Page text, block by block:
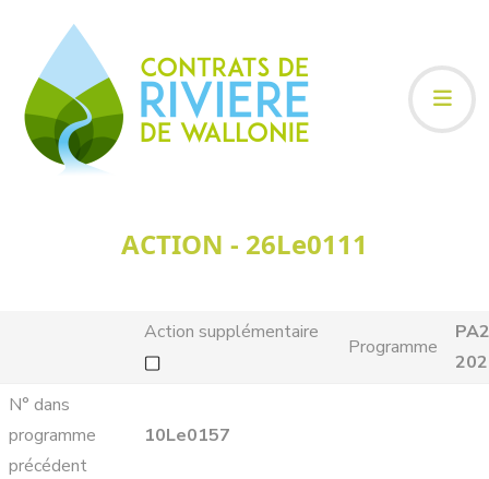
ACTION - 26Le0111
Action supplémentaire
Programme
N° dans
programme
précédent
10Le0157